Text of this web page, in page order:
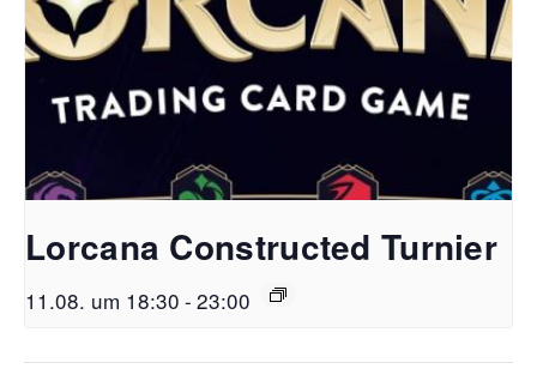
Lorcana Constructed Turnier
11.08. um 18:30 - 23:00